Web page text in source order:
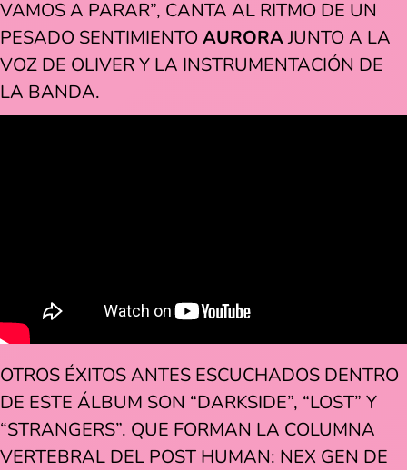
VAMOS A PARAR”, CANTA AL RITMO DE UN
PESADO SENTIMIENTO AURORAJUNTO A LA
VOZ DE OLIVER Y LA INSTRUMENTACIÓN DE
LA BANDA.
OTROS ÉXITOS ANTES ESCUCHADOS DENTRO
DE ESTE ÁLBUM SON “DARKSIDE”, “LOST” Y
“STRANGERS”. QUE FORMAN LA COLUMNA
VERTEBRAL DEL POST HUMAN: NEX GEN DE